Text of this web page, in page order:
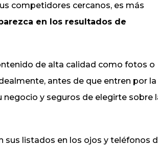
competidores cercanos, es más
en los resultados de
de alta calidad como fotos o
antes de que entren por la
y seguros de elegirte sobre
sus listados en los ojos y teléfonos